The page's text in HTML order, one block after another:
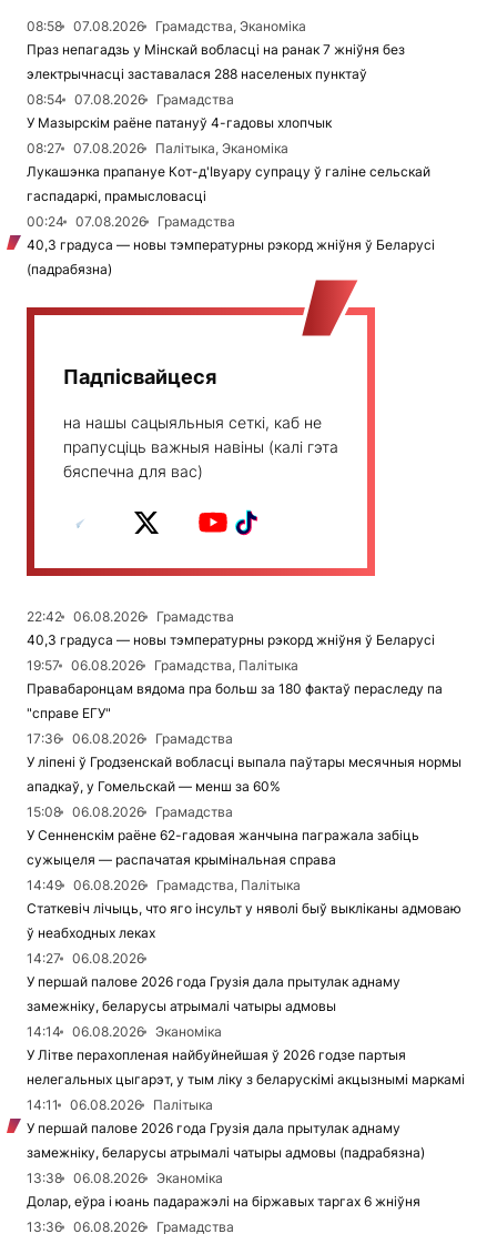
08:58 07.08.2026
Грамадства, Эканоміка
Праз непагадзь у Мінскай вобласці на ранак 7 жніўня без
электрычнасці заставалася 288 населеных пунктаў
08:54
07.08.2026
Грамадства
У Мазырскім раёне патануў 4-гадовы хлопчык
08:27
07.08.2026
Палітыка, Эканоміка
Лукашэнка прапануе Кот-д'Івуару супрацу ў галіне сельскай
гаспадаркі, прамысловасці
00:24
07.08.2026
Грамадства
40,3 градуса — новы тэмпературны рэкорд жніўня ў Беларусі
(падрабязна)
Падпісвайцеся
на нашы сацыяльныя сеткі, каб не
прапусціць важныя навіны (калі гэта
бяспечна для вас)
22:42 06.08.2026
Грамадства
40,3 градуса — новы тэмпературны рэкорд жніўня ў Беларусі
19:57
06.08.2026
Грамадства, Палітыка
Правабаронцам вядома пра больш за 180 фактаў пераследу па
"справе ЕГУ"
17:36
06.08.2026
Грамадства
У ліпені ў Гродзенскай вобласці выпала паўтары месячныя нормы
ападкаў, у Гомельскай — менш за 60%
15:08
06.08.2026
Грамадства
У Сенненскім раёне 62-гадовая жанчына пагражала забіць
сужыцеля — распачатая крымінальная справа
14:49
06.08.2026
Грамадства, Палітыка
Статкевіч лічыць, что яго інсульт у няволі быў выкліканы адмоваю
ў неабходных леках
14:27
06.08.2026
У першай палове 2026 года Грузія дала прытулак аднаму
замежніку, беларусы атрымалі чатыры адмовы
14:14
06.08.2026
Эканоміка
У Літве перахопленая найбуйнейшая ў 2026 годзе партыя
нелегальных цыгарэт, у тым ліку з беларускімі акцызнымі маркамі
14:11
06.08.2026
Палітыка
У першай палове 2026 года Грузія дала прытулак аднаму
замежніку, беларусы атрымалі чатыры адмовы (падрабязна)
13:38
06.08.2026
Эканоміка
Долар, еўра і юань падаражэлі на біржавых таргах 6 жніўня
13:36
06.08.2026
Грамадства